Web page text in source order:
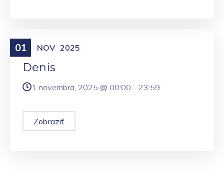
01 NOV 2025
Meniny
Denis
1 novembra, 2025 @ 00:00 - 23:59
Zobraziť